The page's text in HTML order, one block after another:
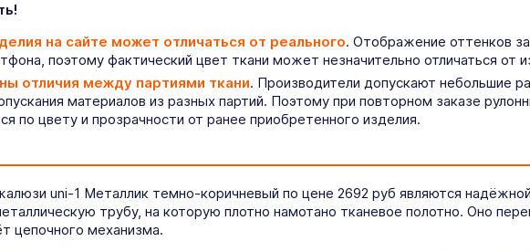
на сайте может отличаться от реального. Отображение оттенков
поэтому фактический цвет ткани может незначительно отличаться от
отличия между партиями ткани. Производители допускают небольшие
материалов из разных партий. Поэтому при повторном заказе
по цвету и прозрачности от ранее приобретенного изделия.
uni-1 Металлик темно-коричневый по цене 2692 руб являются
трубу, на которую плотно намотано тканевое полотно. Оно
цепочного механизма.